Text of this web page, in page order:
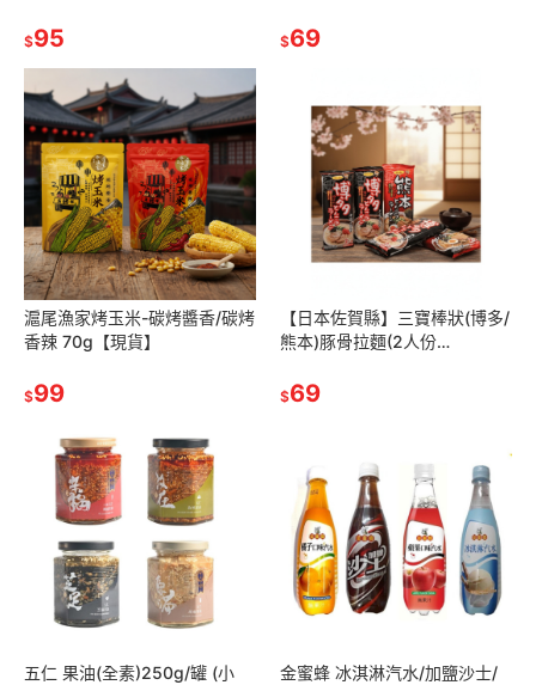
票】
$95 $69
滬尾漁家烤玉米-碳烤醬香/碳烤
香辣 70g【現貨】
$99
【日本佐賀縣】三寶棒狀(博多/
熊本)豚骨拉麵(2人份
$69
五仁 果油(全素)250g/罐 (小
金蜜蜂 冰淇淋汽水/加鹽沙士/